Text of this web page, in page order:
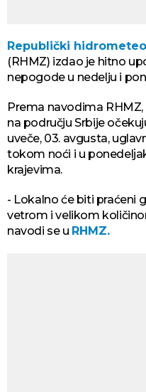
Republički
(RHMZ) izdao je hitno
nepogode u nedelju i
Prema navodima RHMZ,
na području Srbije
uveče, 03. avgusta,
tokom noći i u
krajevima.
- Lokalno će biti praćeni
vetrom i velikom
navodi se u RHMZ.